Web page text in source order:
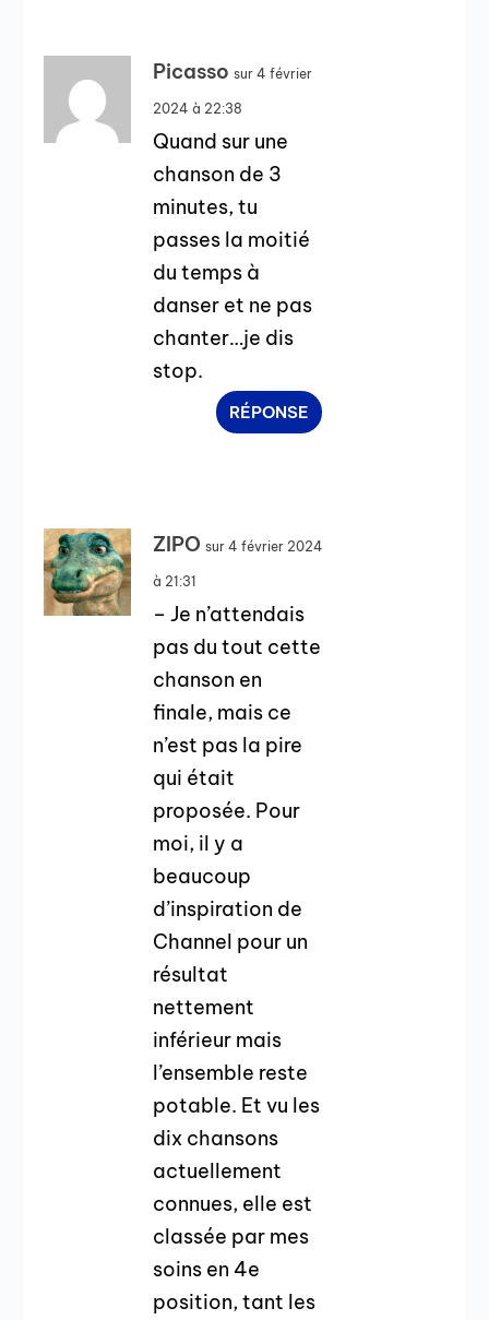
Picasso sur 4 février
2024 à 22:38
Quand sur une
chanson de 3
minutes, tu
passes la moitié
du temps à
danser et ne pas
chanter…je dis
stop.
RÉPONSE
ZIPO sur 4 février 2024
à 21:31
– Je n’attendais
pas du tout cette
chanson en
finale, mais ce
n’est pas la pire
qui était
proposée. Pour
moi, il y a
beaucoup
d’inspiration de
Channel pour un
résultat
nettement
inférieur mais
l’ensemble reste
potable. Et vu les
dix chansons
actuellement
connues, elle est
classée par mes
soins en 4e
position, tant les